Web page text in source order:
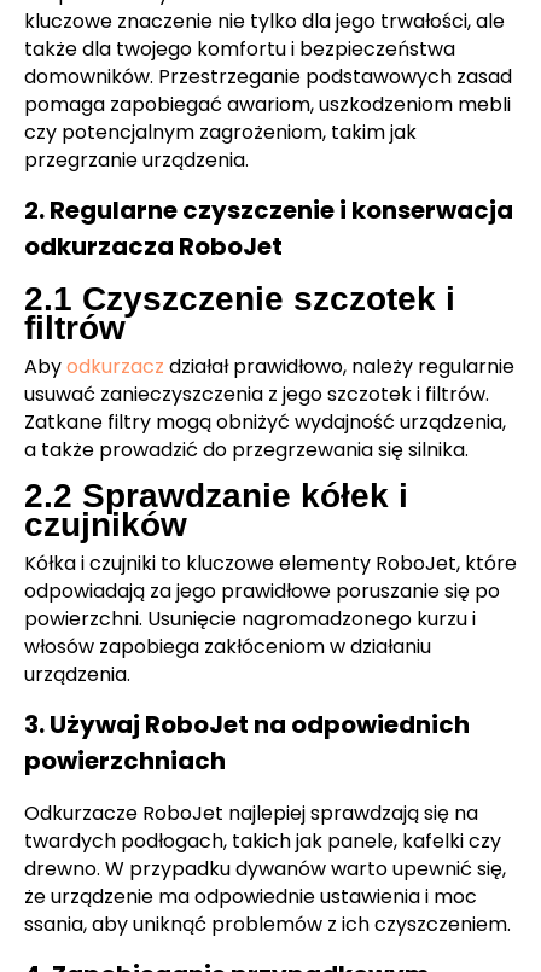
kluczowe znaczenie nie tylko dla jego trwałości, ale
także dla twojego komfortu i bezpieczeństwa
domowników. Przestrzeganie podstawowych zasad
pomaga zapobiegać awariom, uszkodzeniom mebli
czy potencjalnym zagrożeniom, takim jak
przegrzanie urządzenia.
2. Regularne czyszczenie i konserwacja
odkurzacza RoboJet
2.1 Czyszczenie szczotek i
filtrów
Abyodkurzacz działał prawidłowo, należy regularnie
usuwać zanieczyszczenia z jego szczotek i filtrów.
Zatkane filtry mogą obniżyć wydajność urządzenia,
a także prowadzić do przegrzewania się silnika.
2.2 Sprawdzanie kółek i
czujników
Kółka i czujniki to kluczowe elementy RoboJet, które
odpowiadają za jego prawidłowe poruszanie się po
powierzchni. Usunięcie nagromadzonego kurzu i
włosów zapobiega zakłóceniom w działaniu
urządzenia.
3. Używaj RoboJet na odpowiednich
powierzchniach
Odkurzacze RoboJet najlepiej sprawdzają się na
twardych podłogach, takich jak panele, kafelki czy
drewno. W przypadku dywanów warto upewnić się,
że urządzenie ma odpowiednie ustawienia i moc
ssania, aby uniknąć problemów z ich czyszczeniem.